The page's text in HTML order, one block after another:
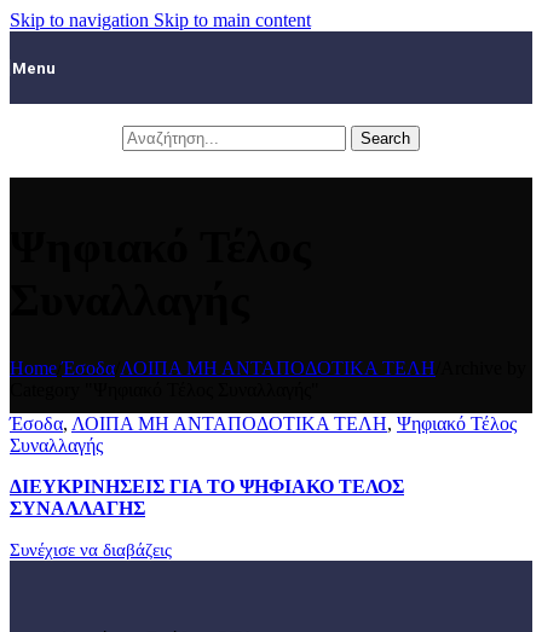
Skip to navigation Skip to main content
Menu
Search
Home/Έσοδα ΛΟΙΠΑ ΜΗ ΑΝΤΑΠΟΔΟΤΙΚΑ ΤΕΛΗ
Έσοδα, ΛΟΙΠΑ ΜΗ ΑΝΤΑΠΟΔΟΤΙΚΑ ΤΕΛΗ, Ψηφιακό Τέλος
Συναλλαγής
ΔΙΕΥΚΡΙΝΗΣΕΙΣ ΓΙΑ ΤΟ ΨΗΦΙΑΚΟ ΤΕΛΟΣ
ΣΥΝΑΛΛΑΓΗΣ
Συνέχισε να διαβάζεις